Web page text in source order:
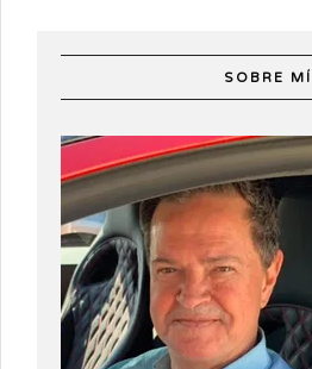
SOBRE MÍ